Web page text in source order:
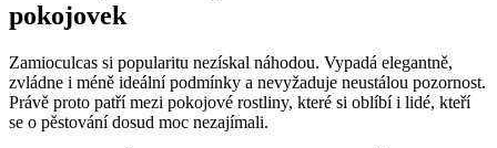
pokojovek
Zamioculcas si popularitu nezískal náhodou. Vypadá elegantně,
zvládne i méně ideální podmínky a nevyžaduje neustálou pozornost.
Právě proto patří mezi pokojové rostliny, které si oblíbí i lidé, kteří
se o pěstování dosud moc nezajímali.